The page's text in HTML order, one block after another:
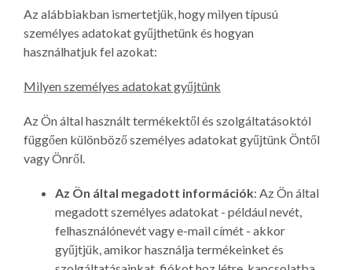
Az alábbiakban ismertetjük, hogy milyen típusú
személyes adatokat gyűjthetünk és hogyan
használhatjuk fel azokat:
Milyen személyes adatokat gyűjtünk
Az Ön által használt termékektől és szolgáltatásoktól
függően különböző személyes adatokat gyűjtünk Öntől
vagy Önről.
Az Ön által megadott információk: Az Ön által
megadott személyes adatokat - például nevét,
felhasználónevét vagy e-mail címét - akkor
gyűjtjük, amikor használja termékeinket és